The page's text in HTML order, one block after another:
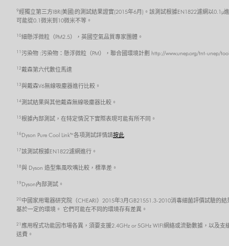
9經獨立第三方IBR(美國)的測試結果證實(2015年6月)。該測試根據EN1822濾網以
可能從0.1微米到10微米不等。
10細懸浮微粒（PM2.5），英國空氣品質專家團體。
11 污染物 :污染物：懸浮微粒（PM），聯合國環境計劃 http://www.unep.org/tnt-unep/
12戴森第六代數位馬達
13與戴森V6無線吸塵器進行比較。
14 測試結果與其他戴森無線吸塵器比較。
15根據內部測試，在特定情況下實際表現可能有所不同。
16 Dyson Pure Cool Link™ 各項測試詳情請按此
17該測試根據EN1822濾網進行。
18與 Dyson 造型集風吹嘴比較，標準差。
19 Dyson內部測試。
20中國家用電器研究院（CHEARI）2015年3月GB21551.3-2010消毒細菌評價試驗的
基於一定的環境。 它們可能在不同的環境存有差異。
21 應用程式功能因市場各異，須要支援2.4GHz or 5GHz WIFI網絡或流動數據，以及
送費。